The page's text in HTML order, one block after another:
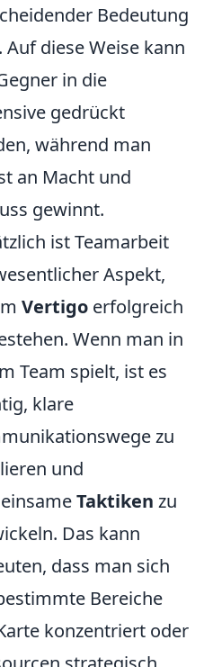
Bedeutung
Auf diese Weise kann
in die
gedrückt
während man
an Macht und
gewinnt.
ist Teamarbeit
Aspekt,
Vertigo erfolgreich
Wenn man in
Team spielt, ist es
klare
zu
und
Taktiken zu
Das kann
dass man sich
Bereiche
konzentriert oder